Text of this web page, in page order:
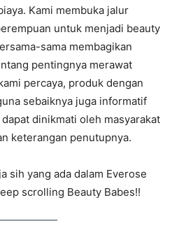
Kami membuka jalur
untuk menjadi beauty
sama membagikan
pentingnya merawat
percaya, produk dengan
sebaiknya juga informatif
dinikmati oleh masyarakat
keterangan penutupnya.
sih yang ada dalam Everose
scrolling Beauty Babes!!